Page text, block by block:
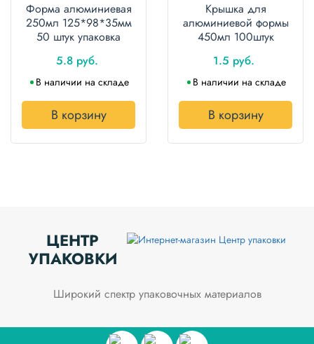
Форма алюминиевая
250мл 125*98*35мм
50 штук упаковка
5.8 руб.
В наличии на складе
В корзину
Крышка для
алюминиевой формы
450мл 100штук
1.5 руб.
В наличии на складе
В корзину
ЦЕНТР
УПАКОВКИ
Широкий спектр упаковочных материалов